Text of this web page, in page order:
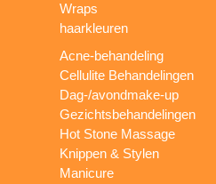
Wraps
haarkleuren
Acne-behandeling
Cellulite Behandelingen
Dag-/avondmake-up
Gezichtsbehandelingen
Hot Stone Massage
Knippen & Stylen
Manicure